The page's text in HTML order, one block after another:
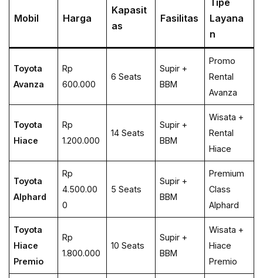
Mobil Harga
Kapasit
as
Fasilitas
Tipe
Layana
n
Toyota
Avanza
Rp
600.000
6 Seats
Supir +
BBM
Promo
Rental
Avanza
Toyota
Hiace
Rp
1.200.000
14 Seats
Supir +
BBM
Wisata +
Rental
Hiace
Toyota
Alphard
Rp
4.500.00
0
5 Seats
Supir +
BBM
Premium
Class
Alphard
Toyota
Hiace
Premio
Rp
1.800.000
10 Seats
Supir +
BBM
Wisata +
Hiace
Premio